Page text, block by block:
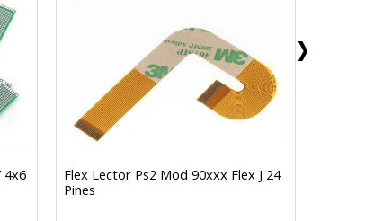
4x6
Flex Lector Ps2 Mod 90xxx Flex J 24
Pines